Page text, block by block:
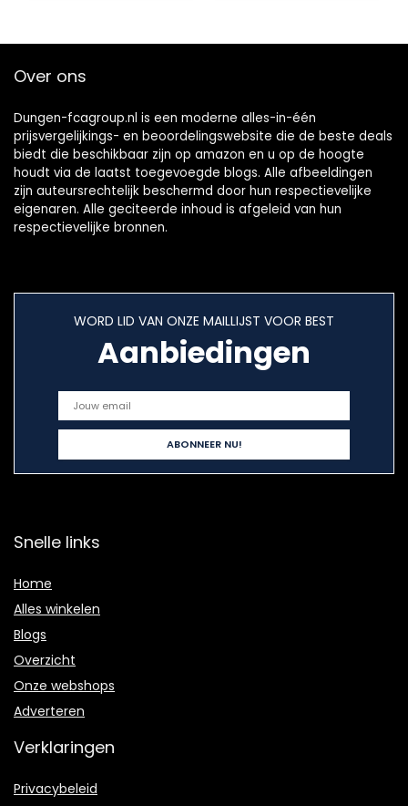
Over ons
Dungen-fcagroup.nl is een moderne alles-in-één
prijsvergelijkings- en beoordelingswebsite die de beste deals
biedt die beschikbaar zijn op amazon en u op de hoogte
houdt via de laatst toegevoegde blogs. Alle afbeeldingen
zijn auteursrechtelijk beschermd door hun respectievelijke
eigenaren. Alle geciteerde inhoud is afgeleid van hun
respectievelijke bronnen.
WORD LID VAN ONZE MAILLIJST VOOR BEST
Aanbiedingen
Snelle links
Home
Alles winkelen
Blogs
Overzicht
Onze webshops
Adverteren
Verklaringen
Privacybeleid